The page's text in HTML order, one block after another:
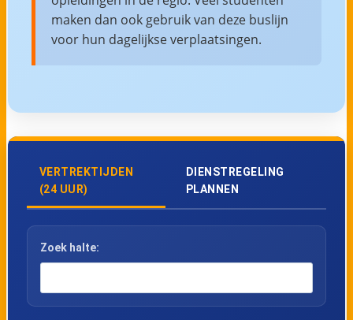
maken dan ook gebruik van deze buslijn
voor hun dagelijkse verplaatsingen.
VERTREKTIJDEN
(24 UUR)
DIENSTREGELING
PLANNEN
Zoek halte: